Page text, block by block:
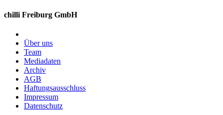
chilli Freiburg GmbH
Über uns
Team
Mediadaten
Archiv
AGB
Haftungsausschluss
Impressum
Datenschutz